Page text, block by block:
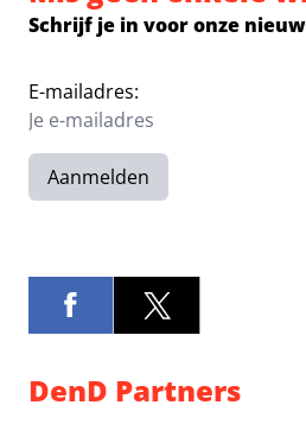
Schrijf je in voor onze
E-mailadres:
Aanmelden
DenD Partners